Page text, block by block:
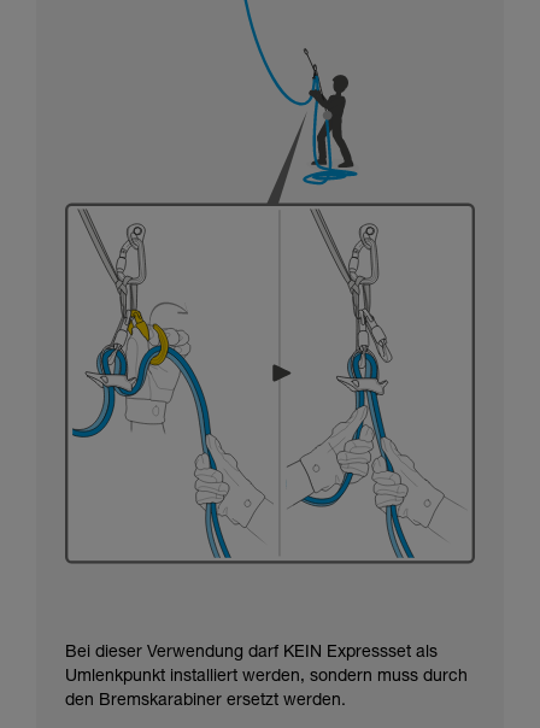
Bei dieser Verwendung darf KEIN Expressset als
Umlenkpunkt installiert werden, sondern muss durch
den Bremskarabiner ersetzt werden.